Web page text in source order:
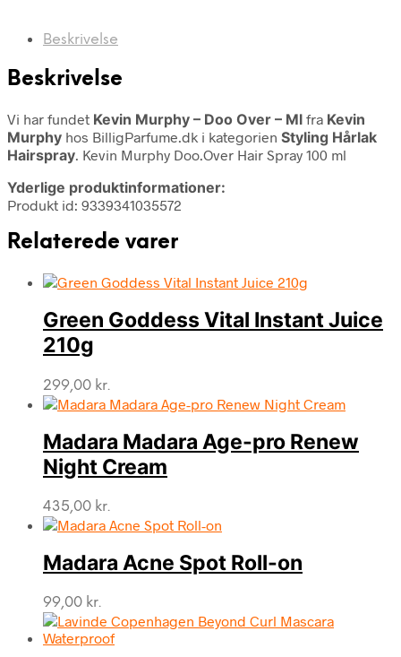
Beskrivelse
Beskrivelse
Vi har fundet Kevin Murphy – Doo Over – Ml fra Kevin
Murphy hos BilligParfume.dk i kategorien Styling Hårlak
Hairspray. Kevin Murphy Doo.Over Hair Spray 100 ml
Yderlige produktinformationer:
Produkt id: 9339341035572
Relaterede varer
Green Goddess Vital Instant Juice
210g
299,00 kr.
Madara Madara Age-pro Renew
Night Cream
435,00 kr.
Madara Acne Spot Roll-on
99,00 kr.